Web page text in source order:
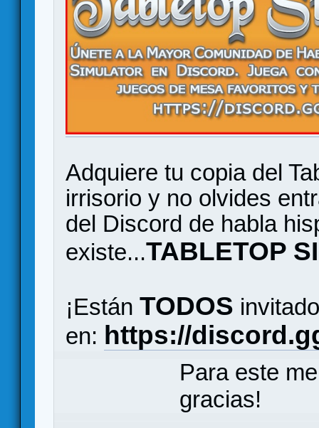
Adquiere tu copia del
irrisorio y no olvides
del Discord de habla
existe...TABLETOP
¡Están TODOS
en: https://
Para este
gracias!